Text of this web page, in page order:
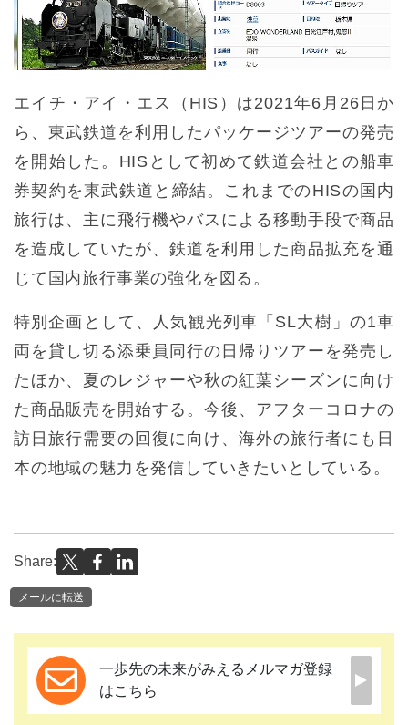
エイチ・アイ・エス（HIS）は2021年6月26日か
ら、東武鉄道を利用したパッケージツアーの発売
を開始した。HISとして初めて鉄道会社との船車
券契約を東武鉄道と締結。これまでのHISの国内
旅行は、主に飛行機やバスによる移動手段で商品
を造成していたが、鉄道を利用した商品拡充を通
じて国内旅行事業の強化を図る。
特別企画として、人気観光列車「SL大樹」の1車
両を貸し切る添乗員同行の日帰りツアーを発売し
たほか、夏のレジャーや秋の紅葉シーズンに向け
た商品販売を開始する。今後、アフターコロナの
訪日旅行需要の回復に向け、海外の旅行者にも日
本の地域の魅力を発信していきたいとしている。
Share:
メールに転送
一歩先の未来がみえるメルマガ登録
はこちら